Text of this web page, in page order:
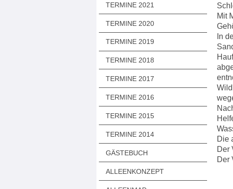
TERMINE 2021
TERMINE 2020
TERMINE 2019
TERMINE 2018
TERMINE 2017
TERMINE 2016
TERMINE 2015
TERMINE 2014
GÄSTEBUCH
ALLEENKONZEPT
Mit
In
Die
Der
Der